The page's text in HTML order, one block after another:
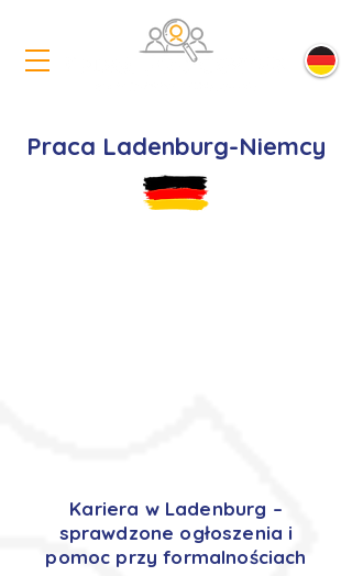
Praca Ladenburg-Niemcy
Kariera w Ladenburg –
sprawdzone ogłoszenia i
pomoc przy formalnościach